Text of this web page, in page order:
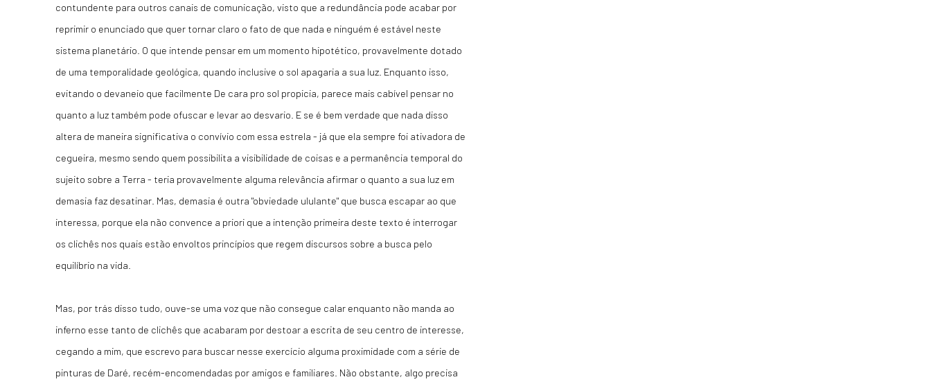
contundente para outros canais de comunicação, visto que a redundância pode acabar por
reprimir o enunciado que quer tornar claro o fato de que nada e ninguém é estável neste
sistema planetário. O que intende pensar em um momento hipotético, provavelmente dotado
de uma temporalidade geológica, quando inclusive o sol apagaria a sua luz. Enquanto isso,
evitando o devaneio que facilmente De cara pro sol propicia, parece mais cabível pensar no
quanto a luz também pode ofuscar e levar ao desvario. E se é bem verdade que nada disso
altera de maneira significativa o convívio com essa estrela - já que ela sempre foi ativadora de
cegueira, mesmo sendo quem possibilita a visibilidade de coisas e a permanência temporal do
sujeito sobre a Terra - teria provavelmente alguma relevância afirmar o quanto a sua luz em
demasia faz desatinar. Mas, demasia é outra "obviedade ululante" que busca escapar ao que
interessa, porque ela não convence a priori que a intenção primeira deste texto é interrogar
os clichês nos quais estão envoltos princípios que regem discursos sobre a busca pelo
equilíbrio na vida.
Mas, por trás disso tudo, ouve-se uma voz que não consegue calar enquanto não manda ao
inferno esse tanto de clichês que acabaram por destoar a escrita de seu centro de interesse,
cegando a mim, que escrevo para buscar nesse exercício alguma proximidade com a série de
pinturas de Daré, recém-encomendadas por amigos e familiares. Não obstante, algo precisa